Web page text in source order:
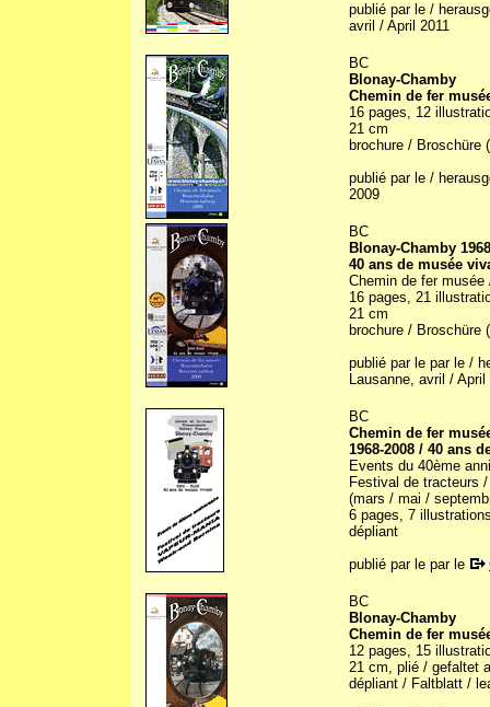
publié par le /
avril / April 2011
BC
Blonay-Chamby
Chemin de fer
16 pages, 12
21 cm
brochure / Broschüre
publié par le /
2009
BC
Blonay-Chamby
40 ans de musée
Chemin de fer
16 pages, 21
21 cm
brochure / Broschüre
publié par le par le /
Lausanne, avril / April
BC
Chemin de fer
1968-2008 / 40 ans
Events du 40ème
Festival de tracteurs
(mars / mai /
6 pages, 7
dépliant
publié par le par le
BC
Blonay-Chamby
Chemin de fer
12 pages, 15
21 cm, plié / gefaltet
dépliant / Faltblatt /